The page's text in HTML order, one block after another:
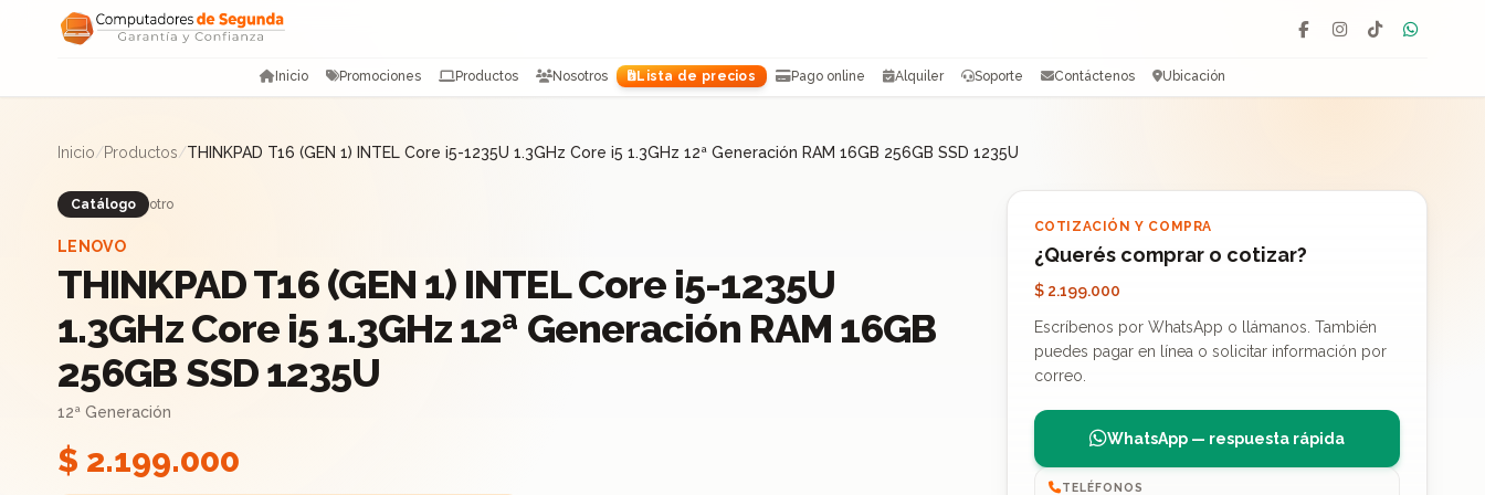
Saltar al contenido
Facebook
Instagram
TikTok
Inicio Promociones Productos Nosotros Lista de precios Pago online Alquiler Soporte Contáctenos Ubicación
Inicio/Productos/THINKPAD T16 (GEN 1) INTEL Core i5-1235U 1.3GHz Core i5 1.3GHz 12ª Generación RAM 16GB 256GB SSD 1235U
Catálogo otro
LENOVO
THINKPAD T16 (GEN 1) INTEL Core i5-1235U
1.3GHz Core i5 1.3GHz 12ª Generación RAM 16GB
256GB SSD 1235U
12ª Generación
$ 2.199.000
COTIZACIÓN Y COMPRA
¿Querés comprar o cotizar?
$ 2.199.000
Escríbenos por WhatsApp o llámanos. También
puedes pagar en línea o solicitar información por
correo.
WhatsApp — respuesta rápida
TELÉFONOS